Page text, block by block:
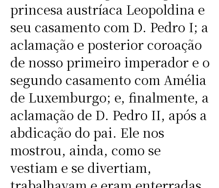
princesa austríaca Leopoldina e
seu casamento com D. Pedro I; a
aclamação e posterior coroação
de nosso primeiro imperador e o
segundo casamento com Amélia
de Luxemburgo; e, finalmente, a
aclamação de D. Pedro II, após a
abdicação do pai. Ele nos
mostrou, ainda, como se
vestiam e se divertiam,